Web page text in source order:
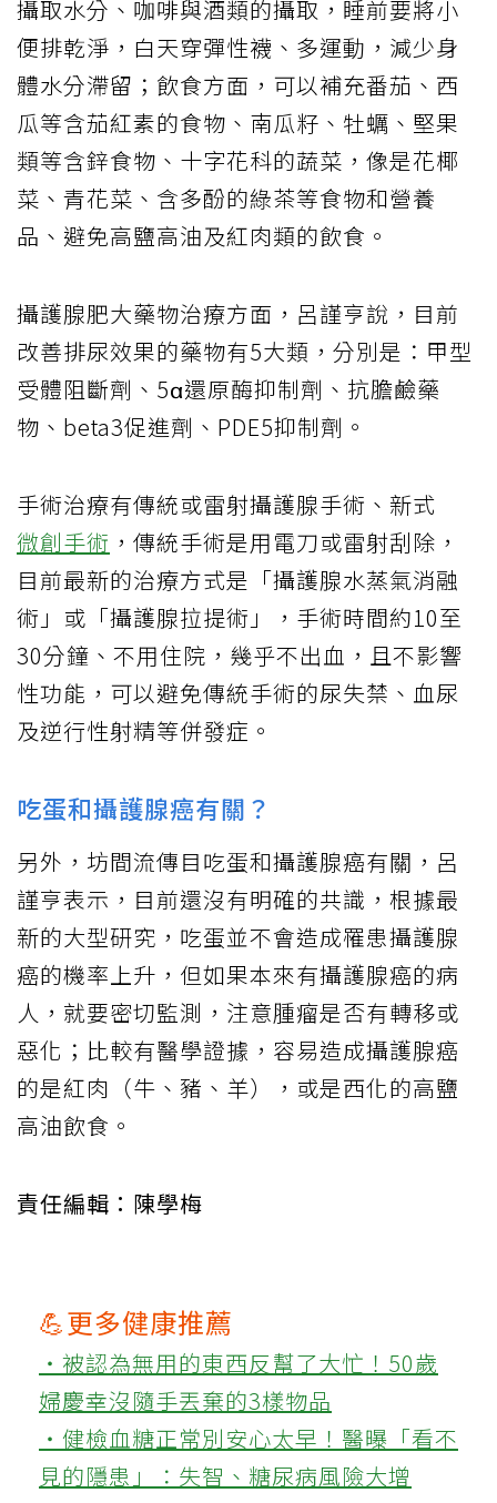
攝取水分、咖啡與酒類的攝取，睡前要將小
便排乾淨，白天穿彈性襪、多運動，減少身
體水分滯留；飲食方面，可以補充番茄、西
瓜等含茄紅素的食物、南瓜籽、牡蠣、堅果
類等含鋅食物、十字花科的蔬菜，像是花椰
菜、青花菜、含多酚的綠茶等食物和營養
品、避免高鹽高油及紅肉類的飲食。
攝護腺肥大藥物治療方面，呂謹亨說，目前
改善排尿效果的藥物有5大類，分別是：甲型
受體阻斷劑、5α還原酶抑制劑、抗膽鹼藥
物、beta3促進劑、PDE5抑制劑。
手術治療有傳統或雷射攝護腺手術、新式
微創手術 ，傳統手術是用電刀或雷射刮除，
目前最新的治療方式是「攝護腺水蒸氣消融
術」或「攝護腺拉提術」，手術時間約10至
30分鐘、不用住院，幾乎不出血，且不影響
性功能，可以避免傳統手術的尿失禁、血尿
及逆行性射精等併發症。
吃蛋和攝護腺癌有關？
另外，坊間流傳目吃蛋和攝護腺癌有關，呂
謹亨表示，目前還沒有明確的共識，根據最
新的大型研究，吃蛋並不會造成罹患攝護腺
癌的機率上升，但如果本來有攝護腺癌的病
人，就要密切監測，注意腫瘤是否有轉移或
惡化；比較有醫學證據，容易造成攝護腺癌
的是紅肉（牛、豬、羊），或是西化的高鹽
高油飲食。
責任編輯：陳學梅
💪更多健康推薦
‧被認為無用的東西反幫了大忙！50歲
婦慶幸沒隨手丟棄的3樣物品
‧健檢血糖正常別安心太早！醫曝「看不
見的隱患」：失智、糖尿病風險大增